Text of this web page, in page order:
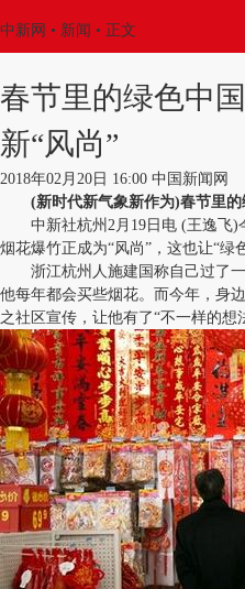
中新网 • 新闻 • 正文
春节里的绿色中
新“风尚”
2018年02月20日 16:00 中国新闻网
(新时代新气象新作为)春节里
中新社杭州2月19日电 (王逸飞)
烟花爆竹正成为“风尚”，这也让“绿
浙江杭州人施建国称自己过了一
他每年都会买些烟花。而今年，身
之社区宣传，让他有了“不一样的想